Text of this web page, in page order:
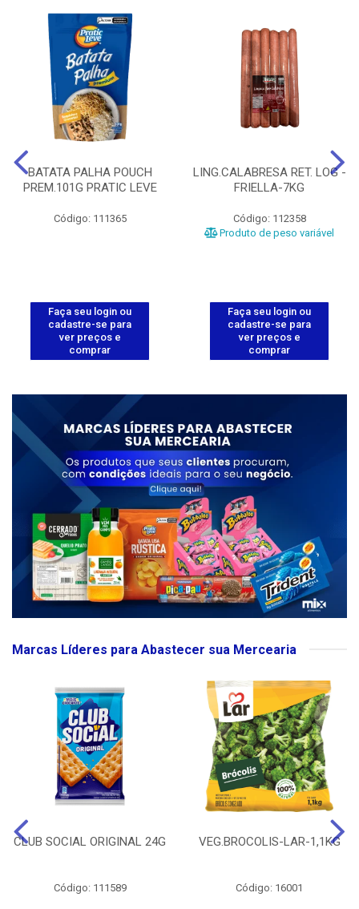
BATATA PALHA POUCH
PREM.101G PRATIC LEVE
Código: 111365
Faça seu login ou
cadastre-se para
ver preços e
comprar
LING.CALABRESA RET. LOG -
FRIELLA-7KG
Código: 112358
Produto de peso variável
Faça seu login ou
cadastre-se para
ver preços e
comprar
Marcas Líderes para Abastecer sua Mercearia
CLUB SOCIAL ORIGINAL 24G
Código: 111589
VEG.BROCOLIS-LAR-1,1KG
Código: 16001